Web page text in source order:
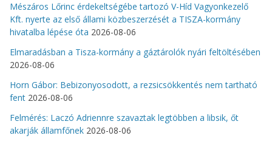
Mészáros Lőrinc érdekeltségébe tartozó V-Híd Vagyonkezelő
Kft. nyerte az első állami közbeszerzését a TISZA-kormány
hivatalba lépése óta 2026-08-06
Elmaradásban a Tisza-kormány a gáztárolók nyári feltöltésében
2026-08-06
Horn Gábor: Bebizonyosodott, a rezsicsökkentés nem tartható
fent 2026-08-06
Felmérés: Laczó Adriennre szavaztak legtöbben a libsik, őt
akarják államfőnek 2026-08-06